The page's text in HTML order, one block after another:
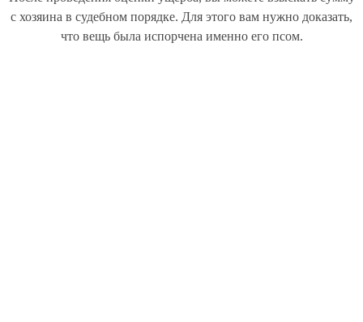
с хозяина в судебном порядке. Для этого вам нужно доказать,
что вещь была испорчена именно его псом.